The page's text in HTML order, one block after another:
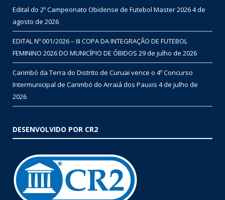
Edital do 2º Campeonato Obidense de Futebol Master 20264 de
agosto de 2026
EDITAL Nº 001/2026 – III COPA DA INTEGRAÇÃO DE FUTEBOL
FEMININO 2026 DO MUNICÍPIO DE ÓBIDOS 29 de julho de 2026
Carimbó da Terra do Distrito de Curuai vence o 4º Concurso
Intermunicipal de Carimbó do Arraiá dos Pauxis 4 de julho de
2026
DESENVOLVIDO POR CR2